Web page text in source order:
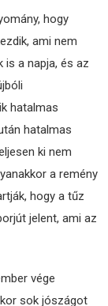
hogy
ami nem
is a napja, és az
hatalmas
hatalmas
ki nem
a remény
hogy a tűz
jelent, ami az
vége
sok jószágot